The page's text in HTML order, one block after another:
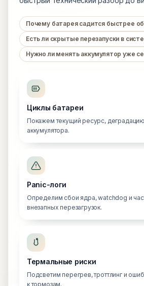
Почему батарея садится быстрее
Есть ли скрытые перезапуски в
Нужно ли менять аккумулятор уже
Циклы батареи
Покажем текущий ресурс, деградацию
аккумулятора.
Panic-логи
Определим сбои ядра, watchdog и
внезапных перезагрузок.
Термальные риски
Подсветим перегрев, троттлинг и
к тормозам.